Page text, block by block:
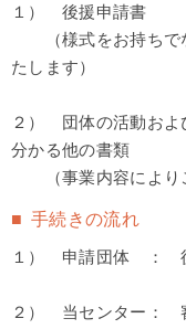
１） 後援申請書
（様式をお持ちで
たします）
２） 団体の活動およ
分かる他の書類
（事業内容によりご
手続きの流れ
１） 申請団体 ： 後
２） 当センター：